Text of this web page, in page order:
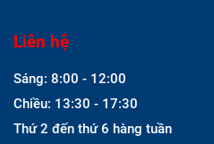
Liên hệ
Sáng: 8:00 - 12:00
Chiều: 13:30 - 17:30
Thứ 2 đến thứ 6 hàng tuần